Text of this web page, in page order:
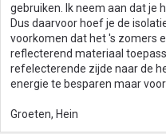
gebruiken. Ik neem aan dat je
Dus daarvoor hoef je de
voorkomen dat het 's zomers
reflecterend materiaal
refelecterende zijde naar de
energie te besparen maar
Groeten, Hein